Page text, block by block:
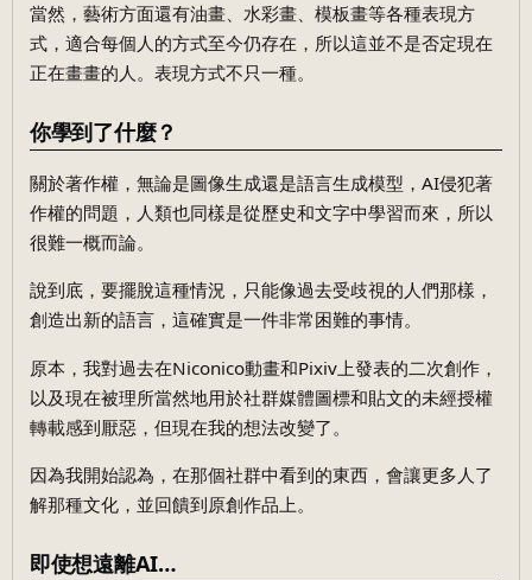
當然，藝術方面還有油畫、水彩畫、模板畫等各種表現方
式，適合每個人的方式至今仍存在，所以這並不是否定現在
正在畫畫的人。表現方式不只一種。
你學到了什麼？
關於著作權，無論是圖像生成還是語言生成模型，AI侵犯著
作權的問題，人類也同樣是從歷史和文字中學習而來，所以
很難一概而論。
說到底，要擺脫這種情況，只能像過去受歧視的人們那樣，
創造出新的語言，這確實是一件非常困難的事情。
原本，我對過去在Niconico動畫和Pixiv上發表的二次創作，
以及現在被理所當然地用於社群媒體圖標和貼文的未經授權
轉載感到厭惡，但現在我的想法改變了。
因為我開始認為，在那個社群中看到的東西，會讓更多人了
解那種文化，並回饋到原創作品上。
即使想遠離AI…